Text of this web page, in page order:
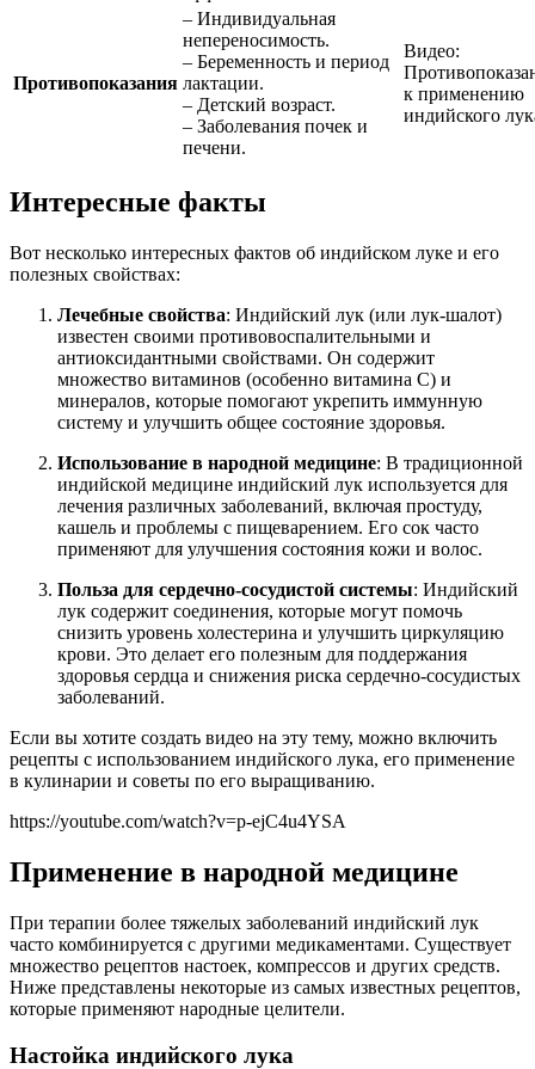
Противопоказания
– Индивидуальная
непереносимость.
– Беременность и период
лактации.
– Детский возраст.
– Заболевания почек и
печени.
Видео:
к применению
индийского
Интересные факты
Вот несколько интересных фактов об индийском луке и его
полезных свойствах:
Лечебные свойства: Индийский лук (или лук-шалот)
известен своими противовоспалительными и
антиоксидантными свойствами. Он содержит
множество витаминов (особенно витамина C) и
минералов, которые помогают укрепить иммунную
систему и улучшить общее состояние здоровья.
Использование в народной медицине: В традиционной
индийской медицине индийский лук используется для
лечения различных заболеваний, включая простуду,
кашель и проблемы с пищеварением. Его сок часто
применяют для улучшения состояния кожи и волос.
Польза для сердечно-сосудистой системы: Индийский
лук содержит соединения, которые могут помочь
снизить уровень холестерина и улучшить циркуляцию
крови. Это делает его полезным для поддержания
здоровья сердца и снижения риска сердечно-сосудистых
заболеваний.
Если вы хотите создать видео на эту тему, можно включить
рецепты с использованием индийского лука, его применение
в кулинарии и советы по его выращиванию.
https://youtube.com/watch?v=p-ejC4u4YSA
Применение в народной медицине
При терапии более тяжелых заболеваний индийский лук
часто комбинируется с другими медикаментами. Существует
множество рецептов настоек, компрессов и других средств.
Ниже представлены некоторые из самых известных рецептов,
которые применяют народные целители.
Настойка индийского лука